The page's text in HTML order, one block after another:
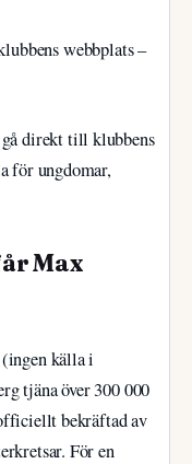
webbplats –
direkt till klubbens
för ungdomar,
Max
källa i
tjäna över 300 000
bekräftad av
För en